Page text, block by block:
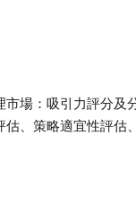
市場：吸引力評分及
估、策略適宜性評估